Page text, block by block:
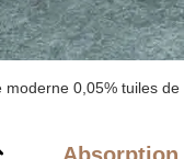
0,05% tuiles